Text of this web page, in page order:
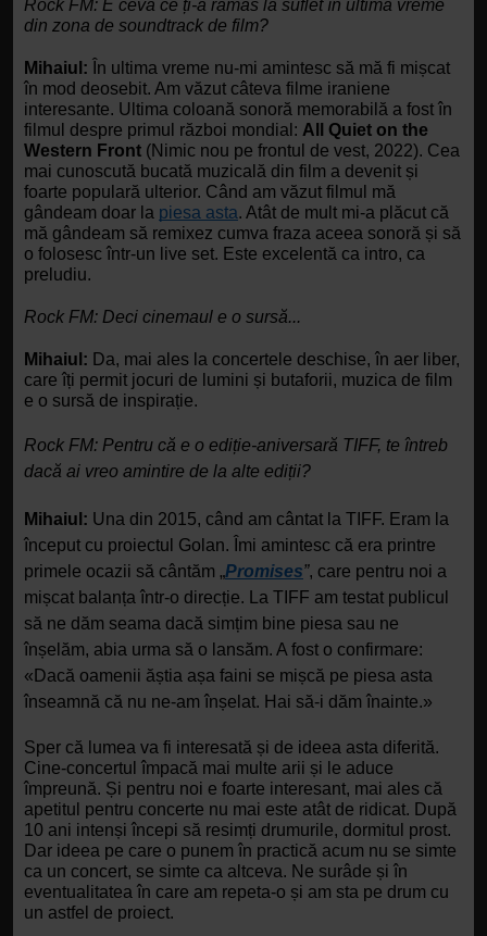
Rock FM: E ceva ce ți-a rămas la suflet în ultima vreme
din zona de soundtrack de film?
Mihaiul: În ultima vreme nu-mi amintesc să mă fi mișcat
în mod deosebit. Am văzut câteva filme iraniene
interesante. Ultima coloană sonoră memorabilă a fost în
filmul despre primul război mondial: All Quiet on the
Western Front (Nimic nou pe frontul de vest, 2022). Cea
mai cunoscută bucată muzicală din film a devenit și
foarte populară ulterior. Când am văzut filmul mă
gândeam doar la piesa asta. Atât de mult mi-a plăcut că
mă gândeam să remixez cumva fraza aceea sonoră și să
o folosesc într-un live set. Este excelentă ca intro, ca
preludiu.
Rock FM: Deci cinemaul e o sursă...
Mihaiul: Da, mai ales la concertele deschise, în aer liber,
care îți permit jocuri de lumini și butaforii, muzica de film
e o sursă de inspirație.
Rock FM: Pentru că e o ediție-aniversară TIFF, te întreb
dacă ai vreo amintire de la alte ediții?
Mihaiul: Una din 2015, când am cântat la TIFF. Eram la
început cu proiectul Golan. Îmi amintesc că era printre
primele ocazii să cântăm „Promises”, care pentru noi a
mișcat balanța într-o direcție. La TIFF am testat publicul
să ne dăm seama dacă simțim bine piesa sau ne
înșelăm, abia urma să o lansăm. A fost o confirmare:
«Dacă oamenii ăștia așa faini se mișcă pe piesa asta
înseamnă că nu ne-am înșelat. Hai să-i dăm înainte.»
Sper că lumea va fi interesată și de ideea asta diferită.
Cine-concertul împacă mai multe arii și le aduce
împreună. Și pentru noi e foarte interesant, mai ales că
apetitul pentru concerte nu mai este atât de ridicat. După
10 ani intenși începi să resimți drumurile, dormitul prost.
Dar ideea pe care o punem în practică acum nu se simte
ca un concert, se simte ca altceva. Ne surâde și în
eventualitatea în care am repeta-o și am sta pe drum cu
un astfel de proiect.